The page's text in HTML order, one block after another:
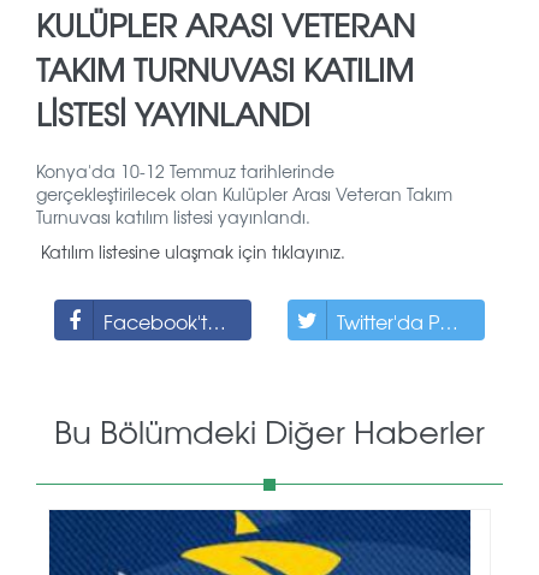
KULÜPLER ARASI VETERAN
TAKIM TURNUVASI KATILIM
LISTESI YAYINLANDI
Konya'da 10-12 Temmuz tarihlerinde
gerçekleştirilecek olan Kulüpler Arası Veteran Takım
Turnuvası katılım listesi yayınlandı.
Katılım listesine ulaşmak için tıklayınız.
Facebook'ta Paylaş Twitter'da Paylaş
Bu Bölümdeki Diğer Haberler